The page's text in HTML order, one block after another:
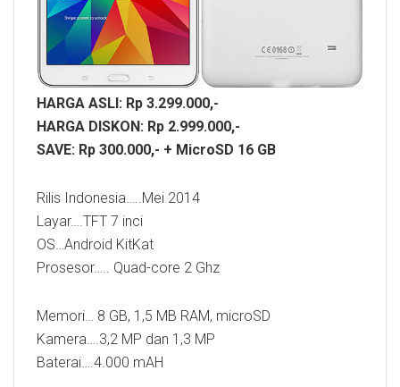
HARGA ASLI: Rp 3.299.000,-
HARGA DISKON: Rp 2.999.000,-
SAVE: Rp 300.000,- + MicroSD 16 GB
Rilis Indonesia…..Mei 2014
Layar….TFT 7 inci
OS…Android KitKat
Prosesor….. Quad-core 2 Ghz
Memori… 8 GB, 1,5 MB RAM, microSD
Kamera….3,2 MP dan 1,3 MP
Baterai….4.000 mAH